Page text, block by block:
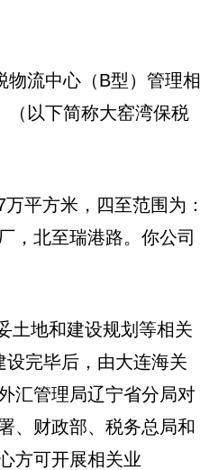
流中心（B型）管理相
（以下简称大窑湾保税
平方米，四至范围为：
，北至瑞港路。你公司
土地和建设规划等相关
完毕后，由大连海关
汇管理局辽宁省分局对
、财政部、税务总局和
方可开展相关业